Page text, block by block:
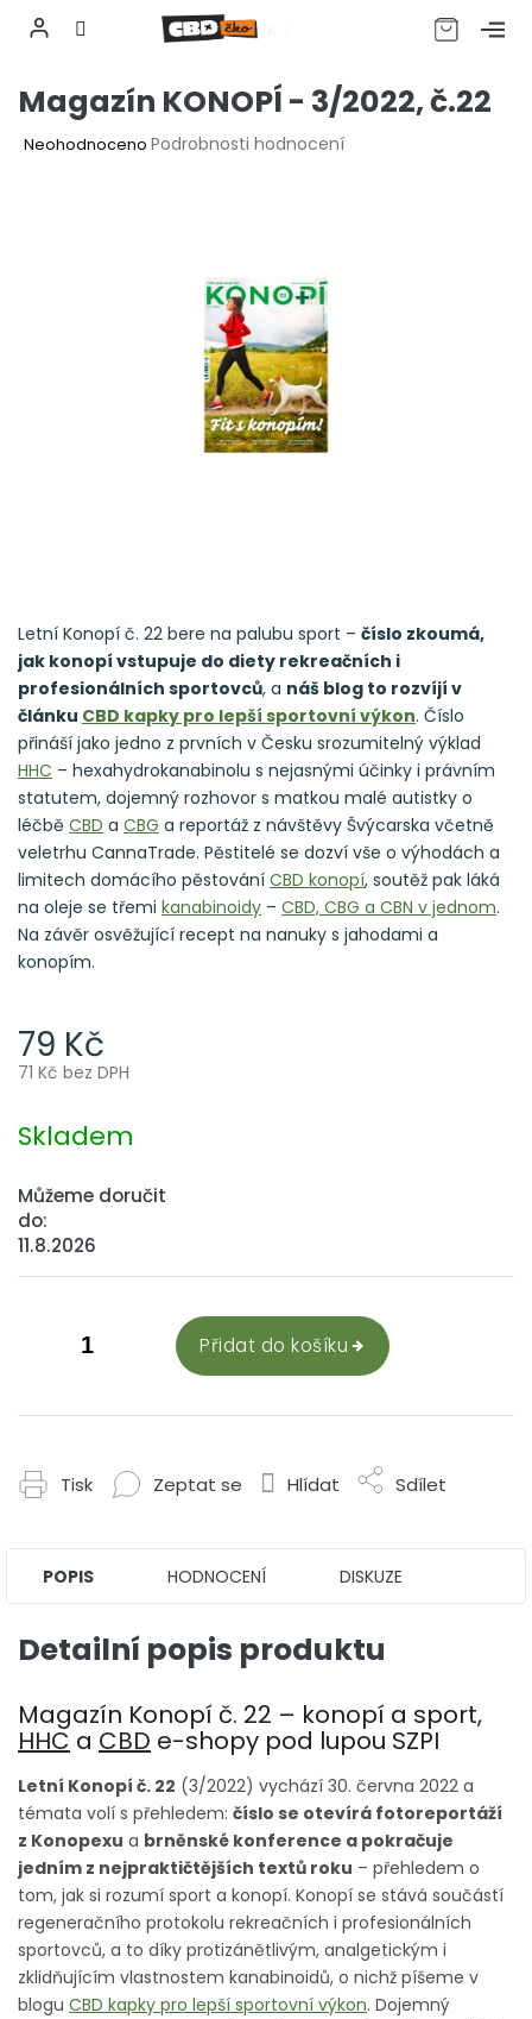
CZK
Magazín KONOPÍ - 3/2022, č.22
Průměrné
Neohodnoceno Podrobnosti hodnocení
79 Kč
71 Kč bez DPH
cena:
Skladem
Můžeme doručit
do:
11.8.2026
Přidat do košíku
Letní Konopí č. 22 bere na palubu sport – číslo zkoumá,
jak konopí vstupuje do diety rekreačních i
profesionálních sportovců, a náš blog to rozvíjí v
článku CBD kapky pro lepší sportovní výkon. Číslo
přináší jako jedno z prvních v Česku srozumitelný výklad
HHC – hexahydrokanabinolu s nejasnými účinky i právním
statutem, dojemný rozhovor s matkou malé autistky o
léčbě CBD a CBG a reportáž z návštěvy Švýcarska včetně
veletrhu CannaTrade. Pěstitelé se dozví vše o výhodách a
limitech domácího pěstování CBD konopí, soutěž pak láká
na oleje se třemi kanabinoidy – CBD, CBG a CBN v jednom.
Na závěr osvěžující recept na nanuky s jahodami a
konopím.
Tisk Zeptat se Hlídat Sdílet
POPIS HODNOCENÍ DISKUZE
Detailní popis produktu
Magazín Konopí č. 22 – konopí a sport,
HHC a CBD e-shopy pod lupou SZPI
Letní Konopí č. 22 (3/2022) vychází 30. června 2022 a
témata volí s přehledem: číslo se otevírá fotoreportáží
z Konopexu a brněnské konference a pokračuje
jedním z nejpraktičtějších textů roku – přehledem o
tom, jak si rozumí sport a konopí. Konopí se stává součástí
regeneračního protokolu rekreačních i profesionálních
sportovců, a to díky protizánětlivým, analgetickým i
zklidňujícím vlastnostem kanabinoidů, o nichž píšeme v
blogu CBD kapky pro lepší sportovní výkon. Dojemný